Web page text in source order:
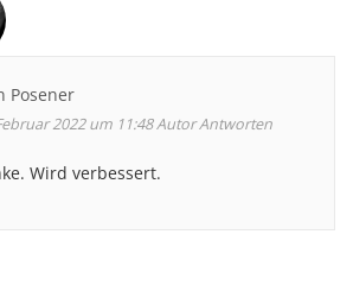
Posener
2022 um 11:48AutorAntworten
Wird verbessert.